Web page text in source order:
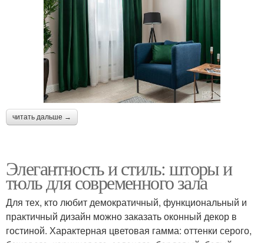
читать дальше →
Элегантность и стиль: шторы и
тюль для современного зала
Для тех, кто любит демократичный, функциональный и
практичный дизайн можно заказать оконный декор в
гостиной. Характерная цветовая гамма: оттенки серого,